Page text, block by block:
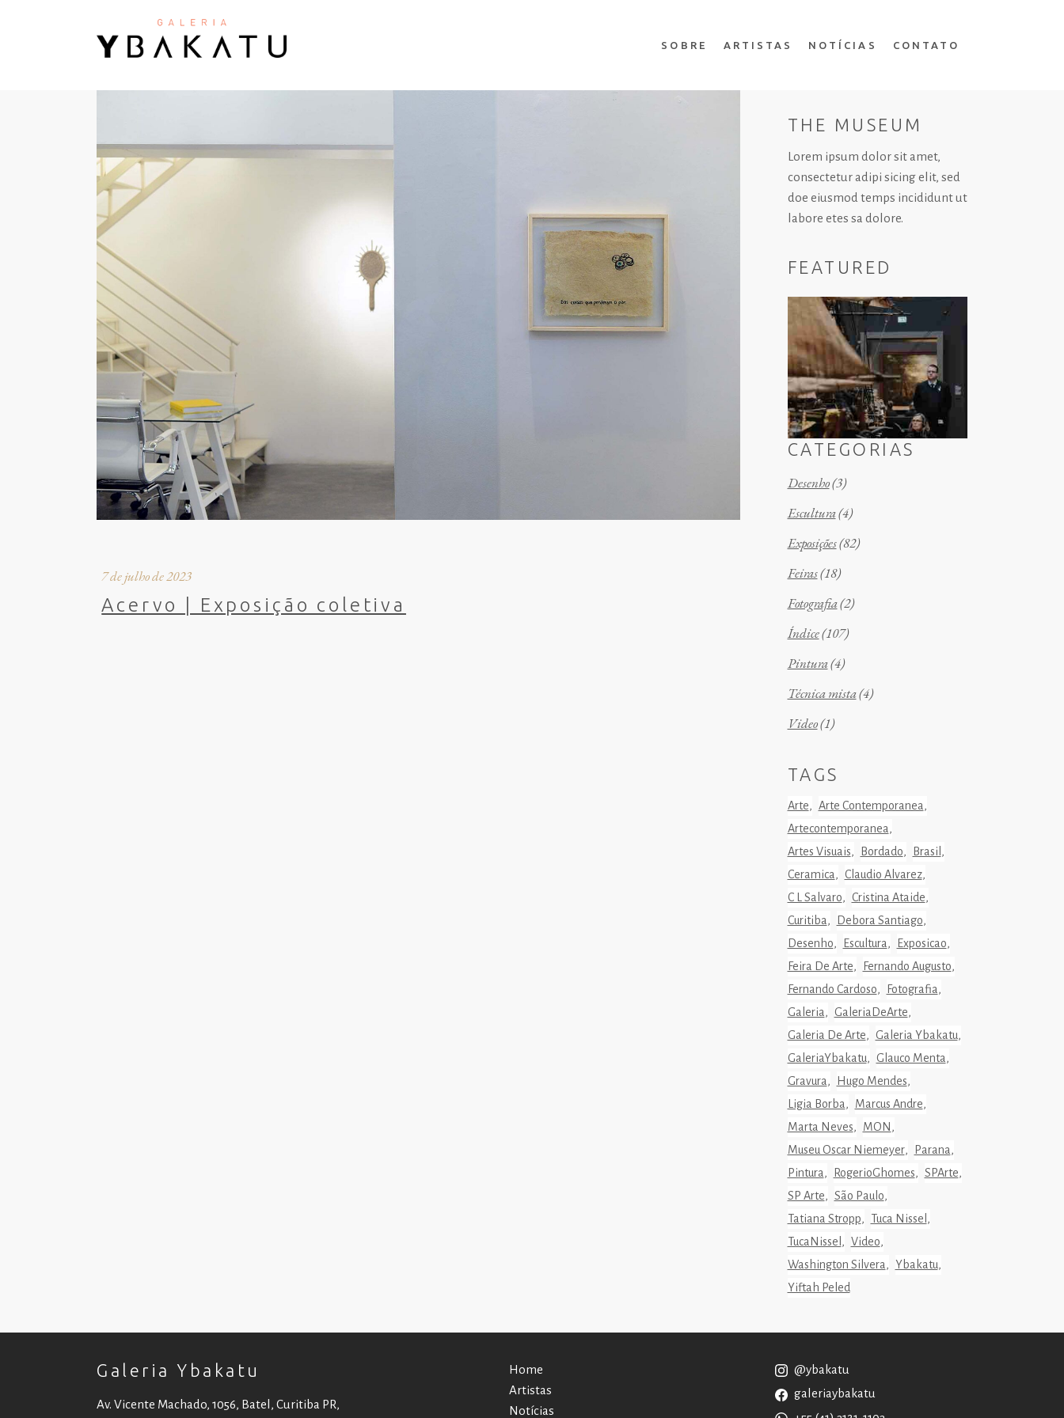
SOBRE ARTISTAS NOTÍCIAS CONTATO
7 de julho de 2023
Acervo | Exposição coletiva
THE MUSEUM
Lorem ipsum dolor sit amet,
consectetur adipi sicing elit, sed
doe eiusmod temps incididunt ut
labore etes sa dolore.
FEATURED
CATEGORIAS
Desenho(3)
Escultura(4)
Exposições(82)
Feiras(18)
Fotografia(2)
Índice(107)
Pintura(4)
Técnica mista(4)
Video(1)
TAGS
Arte
Arte Contemporanea
Artecontemporanea
Artes Visuais
Bordado
Brasil
Ceramica
Claudio Alvarez
C L Salvaro
Cristina Ataide
Curitiba
Debora Santiago
Desenho
Escultura
Exposicao
Feira De Arte
Fernando Augusto
Fernando Cardoso
Fotografia
Galeria
GaleriaDeArte
Galeria De Arte
Galeria Ybakatu
GaleriaYbakatu
Glauco Menta
Gravura
Hugo Mendes
Ligia Borba
Marcus Andre
Marta Neves
MON
Museu Oscar Niemeyer
Parana
Pintura
RogerioGhomes
SPArte
SP Arte
São Paulo
Tatiana Stropp
Tuca Nissel
TucaNissel
Video
Washington Silvera
Ybakatu
Yiftah Peled
Galeria Ybakatu
Av. Vicente Machado, 1056, Batel, Curitiba PR,
Home
Artistas
Notícias
@ybakatu
galeriaybakatu